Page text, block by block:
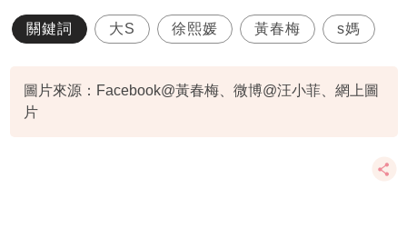
關鍵詞 大S 徐熙媛 黃春梅 s媽
圖片來源：Facebook@黃春梅、微博@汪小菲、網上圖
片